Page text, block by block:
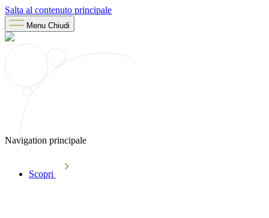
Salta al contenuto principale
Menu Chiudi
Navigation principale
Scopri